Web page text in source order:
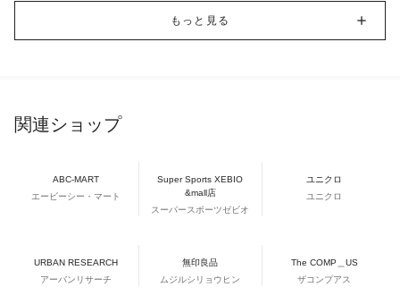
もっと見る
関連ショップ
ABC-MART
エービーシー・マート
Super Sports XEBIO
&mall店
スーパースポーツゼビオ
ユニクロ
ユニクロ
URBAN RESEARCH
アーバンリサーチ
無印良品
ムジルシリョウヒン
The COMP＿US
ザコンプアス